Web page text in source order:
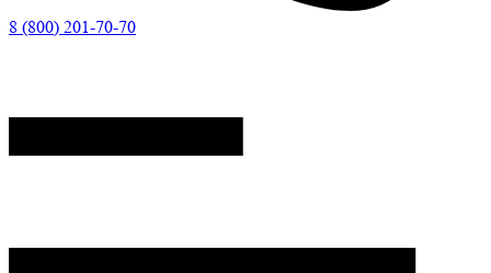
8 (800) 201-70-70